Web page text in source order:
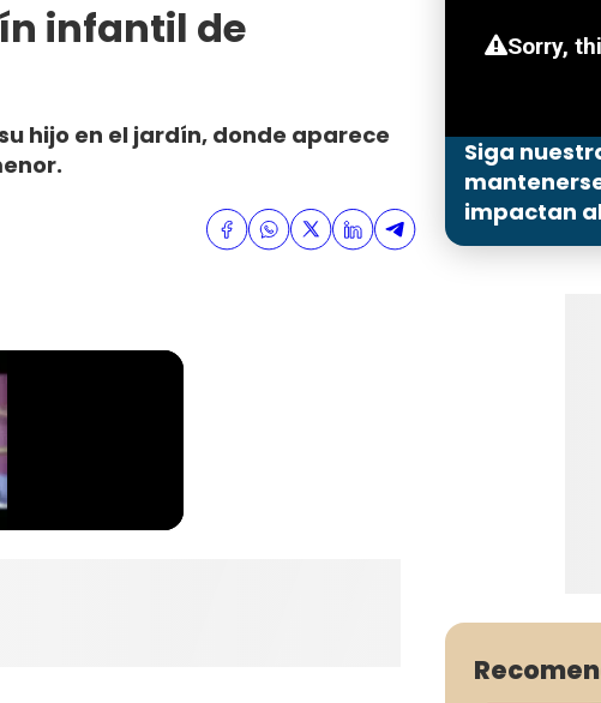
infantil de
hijo en el jardín, donde aparece
Siga
impactan